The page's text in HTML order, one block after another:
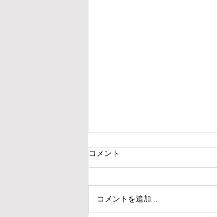
コメント
コメントを追加…